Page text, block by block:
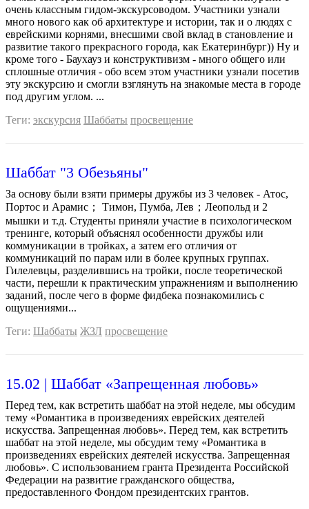
очень классным гидом-экскурсоводом. Участники узнали
много нового как об архитектуре и истории, так и о людях с
еврейскими корнями, внесшими свой вклад в становление и
развитие такого прекрасного города, как Екатеринбург)) Ну и
кроме того - Баухауз и конструктивизм - много общего или
сплошные отличия - обо всем этом участники узнали посетив
эту экскурсию и смогли взглянуть на знакомые места в городе
под другим углом. ...
Теги: экскурсия Шаббаты просвещение
Шаббат "3 Обезьяны"
За основу были взяти примеры дружбы из 3 человек - Атос,
Портос и Арамис； Тимон, Пумба, Лев；Леопольд и 2
мышки и т.д. Студенты приняли участие в психологическом
тренинге, который объяснял особенности дружбы или
коммуникации в тройках, а затем его отличия от
коммуникаций по парам или в более крупных группах.
Гилелевцы, разделившись на тройки, после теоретической
части, перешли к практическим упражнениям и выполнению
заданий, после чего в форме фидбека познакомились с
ощущениями...
Теги: Шаббаты ЖЗЛ просвещение
15.02 | Шаббат «Запрещенная любовь»
Перед тем, как встретить шаббат на этой неделе, мы обсудим
тему «Романтика в произведениях еврейских деятелей
искусства. Запрещенная любовь». Перед тем, как встретить
шаббат на этой неделе, мы обсудим тему «Романтика в
произведениях еврейских деятелей искусства. Запрещенная
любовь». C использованием гранта Президента Российской
Федерации на развитие гражданского общества,
предоставленного Фондом президентских грантов.